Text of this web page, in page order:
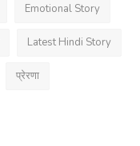
Emotional Story
Latest Hindi Story
प्रेरणा